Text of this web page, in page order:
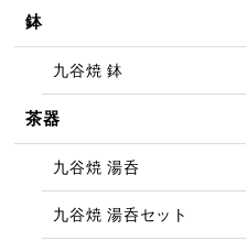
鉢
九谷焼 鉢
茶器
九谷焼 湯呑
九谷焼 湯呑セット